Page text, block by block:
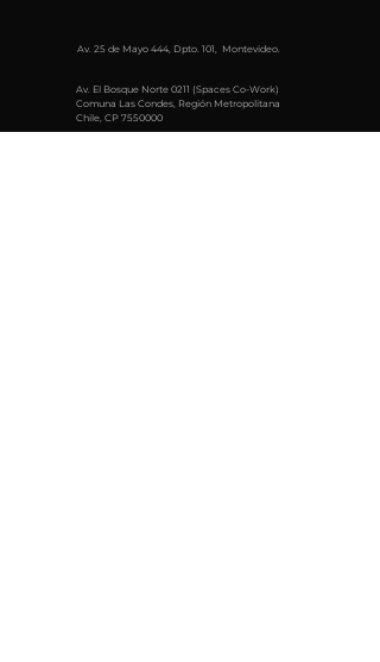
Av. 25 de Mayo 444, Dpto. 101, Montevideo.
Av. El Bosque Norte 0211 (Spaces Co-Work)
Comuna Las Condes, Región Metropolitana
Chile, CP 7550000